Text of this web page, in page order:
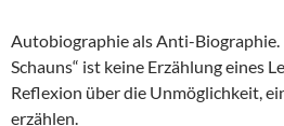
Autobiographie als Anti-
Schauns“ ist keine Erzählung eines
Reflexion über die Unmöglichkeit,
erzählen.